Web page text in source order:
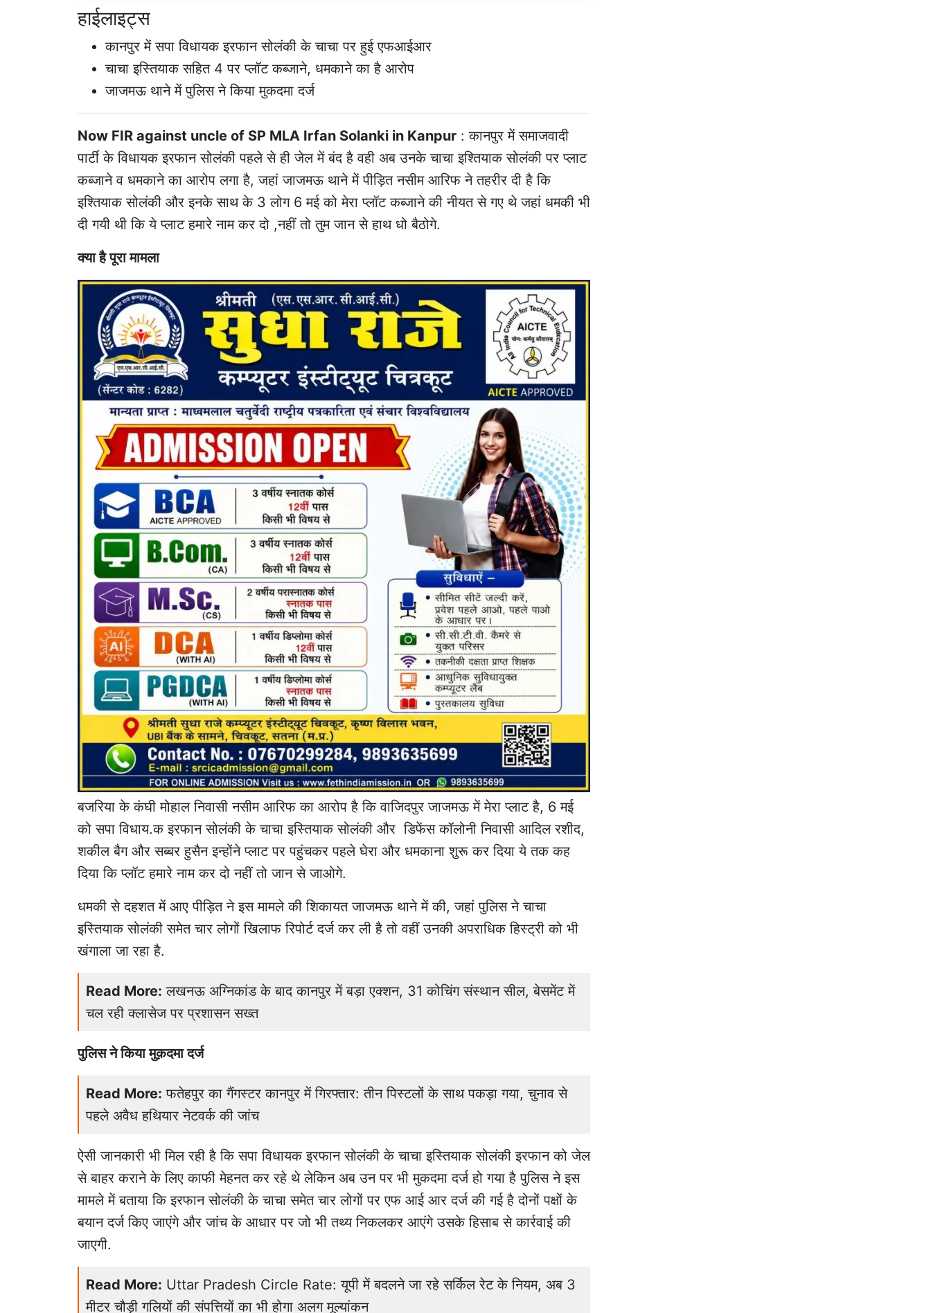
हाईलाइट्स
कानपुर में सपा विधायक इरफान सोलंकी के चाचा पर हुई एफआईआर
चाचा इस्तियाक सहित 4 पर प्लॉट कब्जाने, धमकाने का है आरोप
जाजमऊ थाने में पुलिस ने किया मुकदमा दर्ज
Now FIR against uncle of SP MLA Irfan Solanki in Kanpur : कानपुर में समाजवादी
पार्टी के विधायक इरफान सोलंकी पहले से ही जेल में बंद है वही अब उनके चाचा इश्तियाक सोलंकी पर प्लाट
कब्जाने व धमकाने का आरोप लगा है, जहां जाजमऊ थाने में पीड़ित नसीम आरिफ ने तहरीर दी है कि
इश्तियाक सोलंकी और इनके साथ के 3 लोग 6 मई को मेरा प्लॉट कब्जाने की नीयत से गए थे जहां धमकी भी
दी गयी थी कि ये प्लाट हमारे नाम कर दो ,नहीं तो तुम जान से हाथ धो बैठोगे.
क्या है पूरा मामला
बजरिया के कंघी मोहाल निवासी नसीम आरिफ का आरोप है कि वाजिदपुर जाजमऊ में मेरा प्लाट है, 6 मई
को सपा विधाय.क इरफान सोलंकी के चाचा इस्तियाक सोलंकी और डिफेंस कॉलोनी निवासी आदिल रशीद,
शकील बैग और सब्बर हुसैन इन्होंने प्लाट पर पहुंचकर पहले घेरा और धमकाना शुरू कर दिया ये तक कह
दिया कि प्लॉट हमारे नाम कर दो नहीं तो जान से जाओगे.
धमकी से दहशत में आए पीड़ित ने इस मामले की शिकायत जाजमऊ थाने में की, जहां पुलिस ने चाचा
इस्तियाक सोलंकी समेत चार लोगों खिलाफ रिपोर्ट दर्ज कर ली है तो वहीं उनकी अपराधिक हिस्ट्री को भी
खंगाला जा रहा है.
Read More: लखनऊ अग्निकांड के बाद कानपुर में बड़ा एक्शन, 31 कोचिंग संस्थान सील, बेसमेंट में
चल रही क्लासेज पर प्रशासन सख्त
पुलिस ने किया मुक़दमा दर्ज
Read More: फतेहपुर का गैंगस्टर कानपुर में गिरफ्तार: तीन पिस्टलों के साथ पकड़ा गया, चुनाव से
पहले अवैध हथियार नेटवर्क की जांच
ऐसी जानकारी भी मिल रही है कि सपा विधायक इरफान सोलंकी के चाचा इस्तियाक सोलंकी इरफान को जेल
से बाहर कराने के लिए काफी मेहनत कर रहे थे लेकिन अब उन पर भी मुकदमा दर्ज हो गया है पुलिस ने इस
मामले में बताया कि इरफान सोलंकी के चाचा समेत चार लोगों पर एफ आई आर दर्ज की गई है दोनों पक्षों के
बयान दर्ज किए जाएंगे और जांच के आधार पर जो भी तथ्य निकलकर आएंगे उसके हिसाब से कार्रवाई की
जाएगी.
Read More: Uttar Pradesh Circle Rate: यूपी में बदलने जा रहे सर्किल रेट के नियम, अब 3
मीटर चौड़ी गलियों की संपत्तियों का भी होगा अलग मूल्यांकन